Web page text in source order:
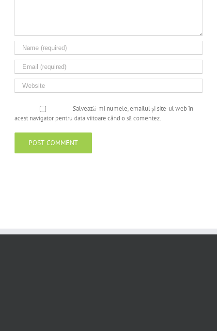
Salvează-mi numele, emailul și site-ul web în
acest navigator pentru data viitoare când o să comentez.